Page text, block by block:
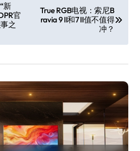
新
官
之
True RGB电视：索尼B
ravia 9 II和7 II值不值得
冲？